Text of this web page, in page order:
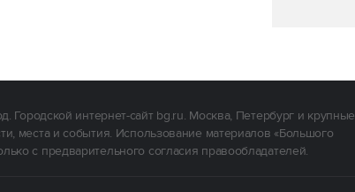
Городской интернет-сайт bg.ru. Москва, Петербург и крупные
места и события. Использование материалов «Большого
с предварительного согласия правообладателей.